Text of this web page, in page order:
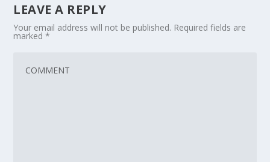
LEAVE A REPLY
Your email address will not be published. Required fields are
marked*